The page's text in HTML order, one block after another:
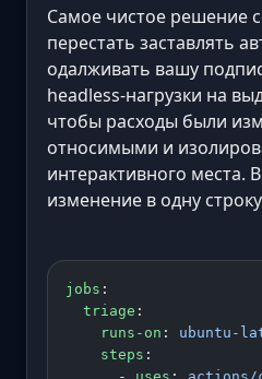
Самое чистое решение
перестать заставлять
одалживать вашу
headless-нагрузки на
чтобы расходы были
относимыми и
интерактивного места.
изменение в одну
jobs :
  triage
:
    runs-on
: ubuntu-
    steps
: